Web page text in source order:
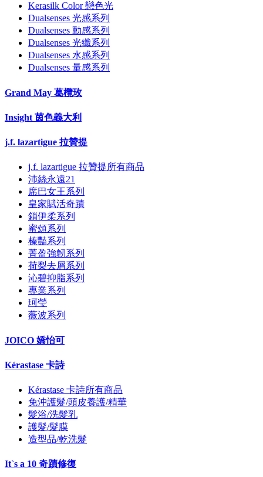
Kerasilk Color 戀色光
Dualsenses 光感系列
Dualsenses 動感系列
Dualsenses 光纖系列
Dualsenses 水感系列
Dualsenses 量感系列
Grand May 葛欖玫
Insight 茵色義大利
j.f. lazartigue 拉贊提
j.f. lazartigue 拉贊提所有商品
沛絲永遠21
席巴女王系列
皇家賦活奇蹟
鎖伊柔系列
蜜頌系列
榛豔系列
菁盈強韌系列
荷梨去屑系列
沁碧抑脂系列
專業系列
珂瑩
薇波系列
JOICO 嬌怡可
Kérastase 卡詩
Kérastase 卡詩所有商品
免沖護髮/頭皮養護/精華
髮浴/洗髮乳
護髮/髮膜
造型品/乾洗髮
It`s a 10 奇蹟修復